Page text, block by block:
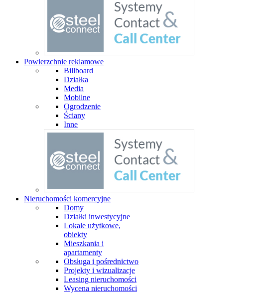
Powierzchnie reklamowe
Billboard
Działka
Media
Mobilne
Ogrodzenie
Ściany
Inne
Nieruchomości komercyjne
Domy
Działki inwestycyjne
Lokale użytkowe,
obiekty
Mieszkania i
apartamenty
Obsługa i pośrednictwo
Projekty i wizualizacje
Leasing nieruchomości
Wycena nieruchomości